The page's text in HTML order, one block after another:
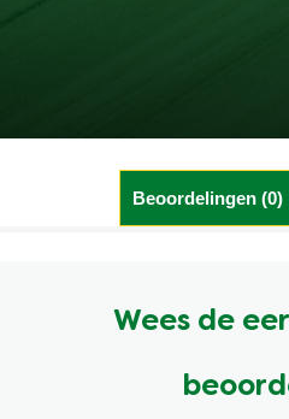
Beoordelingen (0)
Wees de